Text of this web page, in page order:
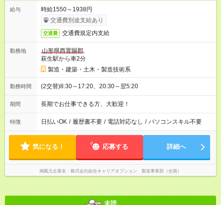
給与
時給1550～1938円
交通費別途支給あり
交通費 交通費規定内支給
勤務地
山形県西置賜郡
萩生駅から車2分
製造・建築・土木・製造技術系
勤務時間 (2交替)8:30～17:20、20:30～翌5:20
期間 長期でお仕事できる方、大歓迎！
特徴 日払いOK / 履歴書不要 / 電話対応なし / パソコンスキル不要
気になる！ 応募する 詳細へ
掲載元企業名 株式会社綜合キャリアオプション 製造事業部（全国）
未読